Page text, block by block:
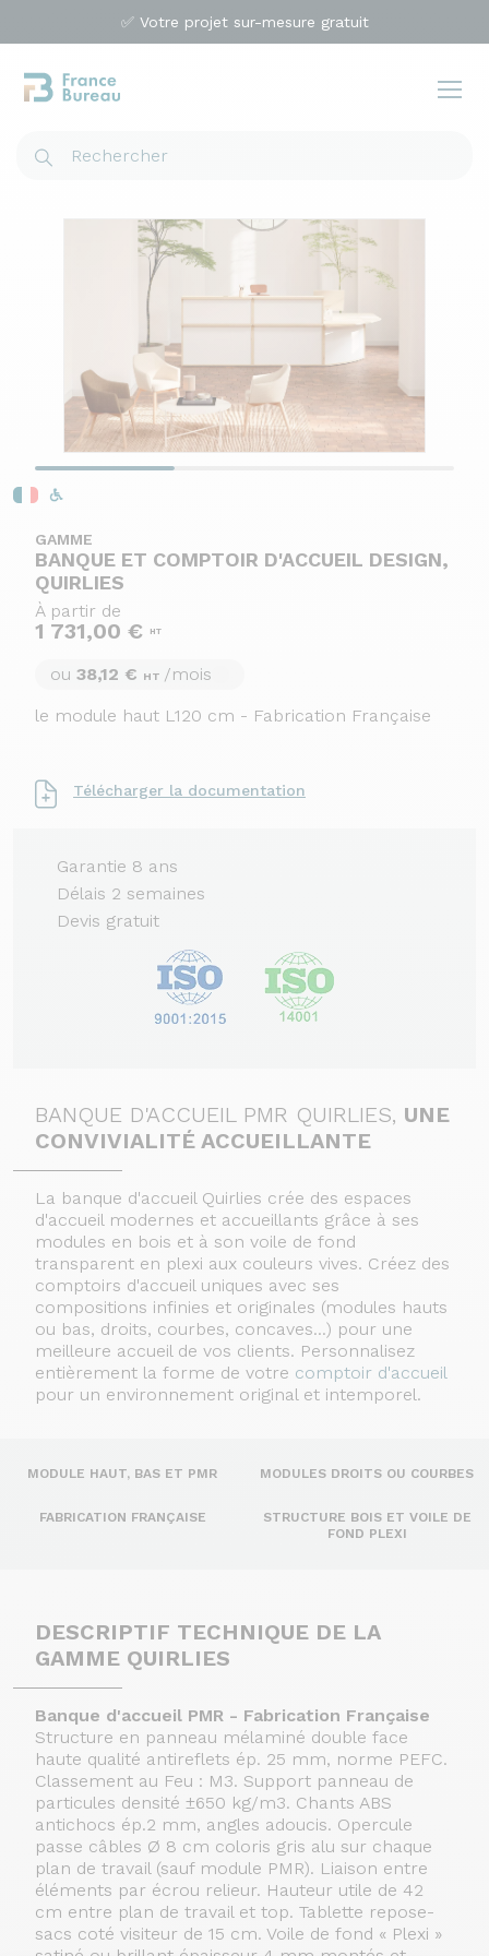
✅ Votre projet sur-mesure gratuit
GAMME
BANQUE ET COMPTOIR D'ACCUEIL DESIGN,
QUIRLIES
À partir de
1 731,00 € HT
ou 38,12 € HT /mois
le module haut L120 cm - Fabrication Française
Télécharger la documentation
Garantie 8 ans
Délais 2 semaines
Devis gratuit
BANQUE D'ACCUEIL PMR QUIRLIES, UNE
CONVIVIALITÉ ACCUEILLANTE
La banque d'accueil Quirlies crée des espaces
d'accueil modernes et accueillants grâce à ses
modules en bois et à son voile de fond
transparent en plexi aux couleurs vives. Créez des
comptoirs d'accueil uniques avec ses
compositions infinies et originales (modules hauts
ou bas, droits, courbes, concaves...) pour une
meilleure accueil de vos clients. Personnalisez
entièrement la forme de votre comptoir d'accueil
pour un environnement original et intemporel.
MODULE HAUT, BAS ET PMR MODULES DROITS OU COURBES
FABRICATION FRANÇAISE
STRUCTURE BOIS ET VOILE DE
FOND PLEXI
DESCRIPTIF TECHNIQUE DE LA
GAMME QUIRLIES
Banque d'accueil PMR - Fabrication Française
Structure en panneau mélaminé double face
haute qualité antireflets ép. 25 mm, norme PEFC.
Classement au Feu : M3. Support panneau de
particules densité ±650 kg/m3. Chants ABS
antichocs ép.2 mm, angles adoucis. Opercule
passe câbles Ø 8 cm coloris gris alu sur chaque
plan de travail (sauf module PMR). Liaison entre
éléments par écrou relieur. Hauteur utile de 42
cm entre plan de travail et top. Tablette repose-
sacs coté visiteur de 15 cm. Voile de fond « Plexi »